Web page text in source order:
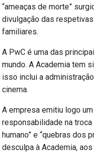
“ameaças de morte”
divulgação das
familiares.
A PwC é uma das
mundo. A Academia tem
isso inclui a
cinema.
A empresa emitiu logo
responsabilidade na
humano” e “quebras dos
desculpa à Academia,